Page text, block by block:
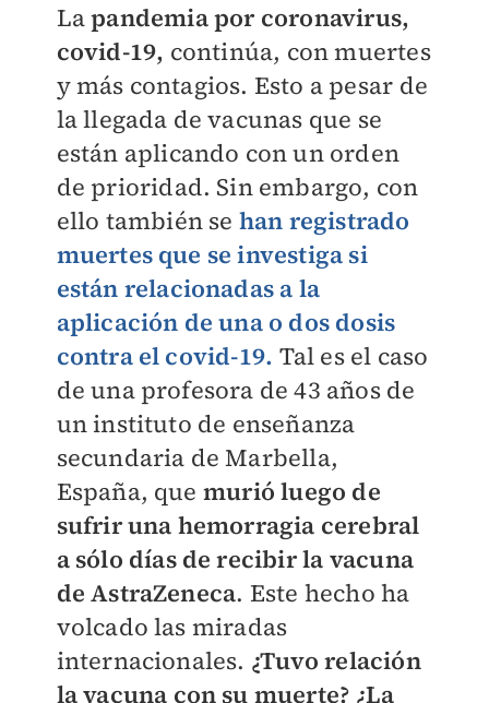
Lapandemia por coronavirus,
covid-19, continúa, con muertes
y más contagios. Esto a pesar de
la llegada de vacunas que se
están aplicando con un orden
de prioridad. Sin embargo, con
ello también se han registrado
muertes que se investiga si
están relacionadas a la
aplicación de una o dos dosis
contra el covid-19. Tal es el caso
de una profesora de 43 años de
un instituto de enseñanza
secundaria de Marbella,
España, que murió luego de
sufrir una hemorragia cerebral
a sólo días de recibir la vacuna
de AstraZeneca. Este hecho ha
volcado las miradas
internacionales. ¿Tuvo relación
la vacuna con su muerte? ¿La